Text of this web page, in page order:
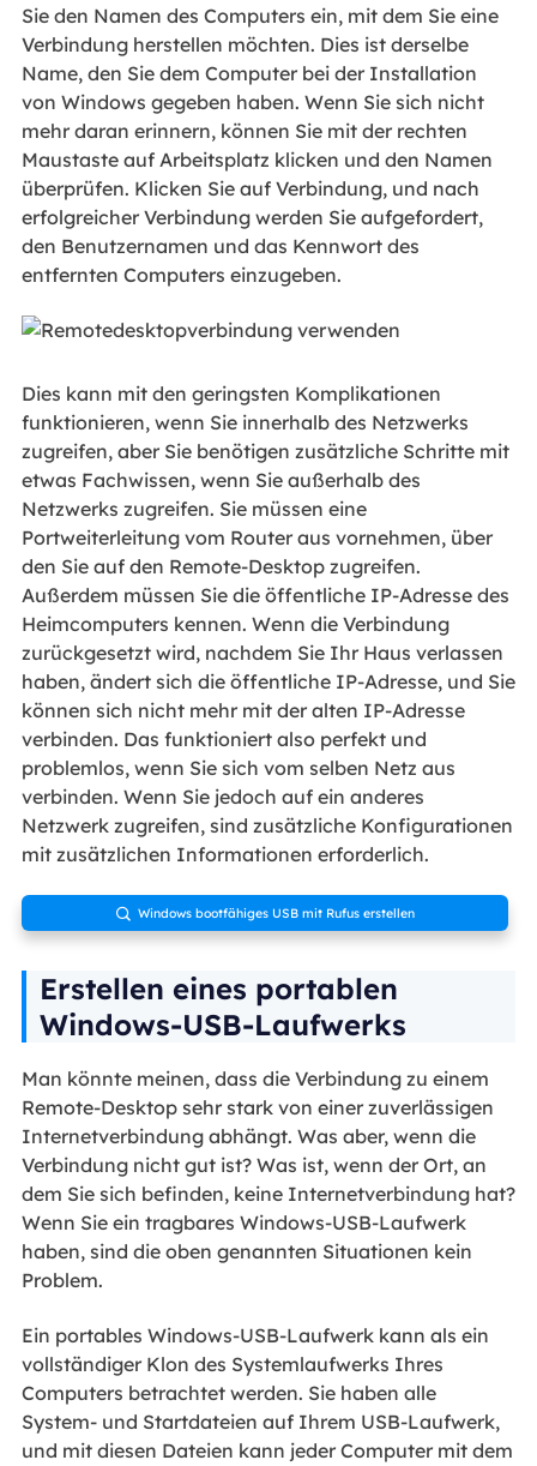
Sie den Namen des Computers ein, mit dem Sie eine
Verbindung herstellen möchten. Dies ist derselbe
Name, den Sie dem Computer bei der Installation
von Windows gegeben haben. Wenn Sie sich nicht
mehr daran erinnern, können Sie mit der rechten
Maustaste auf Arbeitsplatz klicken und den Namen
überprüfen. Klicken Sie auf Verbindung, und nach
erfolgreicher Verbindung werden Sie aufgefordert,
den Benutzernamen und das Kennwort des
entfernten Computers einzugeben.
Dies kann mit den geringsten Komplikationen
funktionieren, wenn Sie innerhalb des Netzwerks
zugreifen, aber Sie benötigen zusätzliche Schritte mit
etwas Fachwissen, wenn Sie außerhalb des
Netzwerks zugreifen. Sie müssen eine
Portweiterleitung vom Router aus vornehmen, über
den Sie auf den Remote-Desktop zugreifen.
Außerdem müssen Sie die öffentliche IP-Adresse des
Heimcomputers kennen. Wenn die Verbindung
zurückgesetzt wird, nachdem Sie Ihr Haus verlassen
haben, ändert sich die öffentliche IP-Adresse, und Sie
können sich nicht mehr mit der alten IP-Adresse
verbinden. Das funktioniert also perfekt und
problemlos, wenn Sie sich vom selben Netz aus
verbinden. Wenn Sie jedoch auf ein anderes
Netzwerk zugreifen, sind zusätzliche Konfigurationen
mit zusätzlichen Informationen erforderlich.
 Windows bootfähiges USB mit Rufus erstellen
Erstellen eines portablen
Windows-USB-Laufwerks
Man könnte meinen, dass die Verbindung zu einem
Remote-Desktop sehr stark von einer zuverlässigen
Internetverbindung abhängt. Was aber, wenn die
Verbindung nicht gut ist? Was ist, wenn der Ort, an
dem Sie sich befinden, keine Internetverbindung hat?
Wenn Sie ein tragbares Windows-USB-Laufwerk
haben, sind die oben genannten Situationen kein
Problem.
Ein portables Windows-USB-Laufwerk kann als ein
vollständiger Klon des Systemlaufwerks Ihres
Computers betrachtet werden. Sie haben alle
System- und Startdateien auf Ihrem USB-Laufwerk,
und mit diesen Dateien kann jeder Computer mit dem